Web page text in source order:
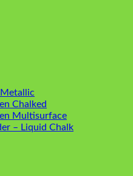
Chalked
Multisurface
– Liquid Chalk